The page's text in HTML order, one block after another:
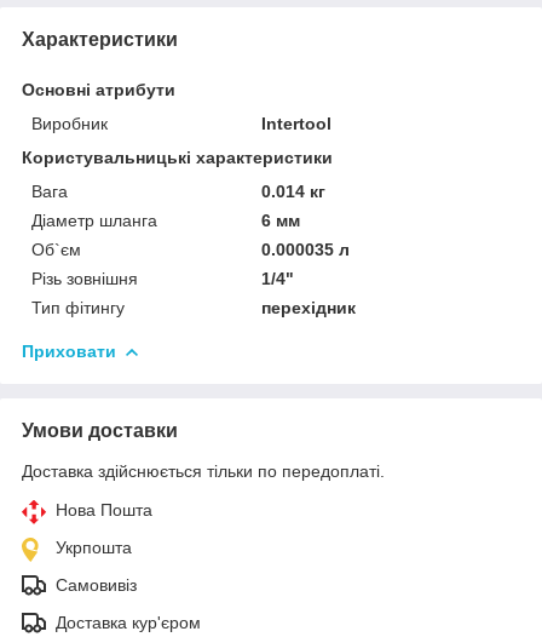
Характеристики
Основні атрибути
Виробник
Intertool
Користувальницькі характеристики
Вага
0.014 кг
Діаметр шланга
6 мм
Об`єм
0.000035 л
Різь зовнішня
1/4"
Тип фітингу
перехідник
Приховати
Умови доставки
Доставка здійснюється тільки по передоплаті.
Нова Пошта
Укрпошта
Самовивіз
Доставка кур'єром